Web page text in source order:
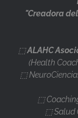
"Creadora
⬚ ALAHC
(Health
⬚
⬚
⬚ Salud